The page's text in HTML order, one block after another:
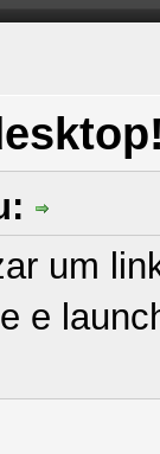
um
e